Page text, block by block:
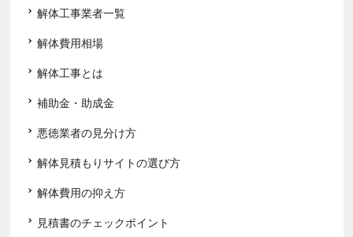
解体工事業者一覧
解体費用相場
解体工事とは
補助金・助成金
悪徳業者の見分け方
解体見積もりサイトの選び方
解体費用の抑え方
見積書のチェックポイント